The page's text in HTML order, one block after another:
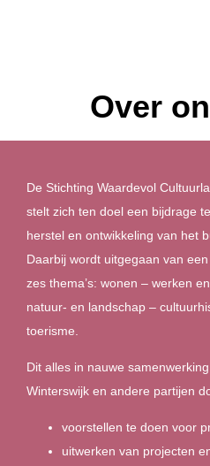
Over
De Stichting Waardevol
stelt zich ten doel een bijdrage
herstel en ontwikkeling van het
Daarbij wordt uitgegaan van
zes thema’s: wonen – werken
natuur- en landschap –
toerisme.
Dit alles in nauwe
Winterswijk en andere partijen
voorstellen te doen voor
uitwerken van projecten